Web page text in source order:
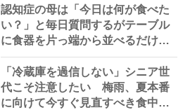
認知症の母は「今日は何が食べた
い？」と毎日質問するがテーブル
に食器を片っ端から並べるだけ―
困った息子の対処法とものがない
現在の台所の意味
「冷蔵庫を過信しない」シニア世
代こそ注意したい 梅雨、夏本番
に向けて今すぐ見直すべき食中毒